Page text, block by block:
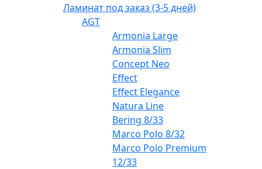
Ламинат под заказ (3-5 дней)
AGT
Armonia Large
Armonia Slim
Concept Neo
Effect
Effect Elegance
Natura Line
Bering 8/33
Marco Polo 8/32
Marco Polo Premium
12/33